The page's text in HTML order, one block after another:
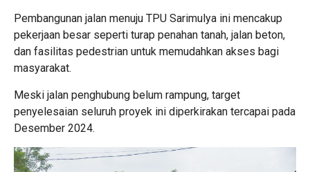
Pembangunan jalan menuju TPU Sarimulya ini mencakup
pekerjaan besar seperti turap penahan tanah, jalan beton,
dan fasilitas pedestrian untuk memudahkan akses bagi
masyarakat.
Meski jalan penghubung belum rampung, target
penyelesaian seluruh proyek ini diperkirakan tercapai pada
Desember 2024.